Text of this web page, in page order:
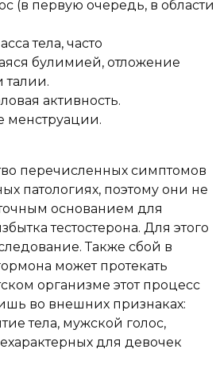
(в первую очередь, в области
тела, часто
булимией, отложение
талии.
активность.
менструации.
перечисленных симптомов
патологиях, поэтому они не
основанием для
тестостерона. Для этого
Также сбой в
может протекать
организме этот процесс
во внешних признаках:
тела, мужской голос,
для девочек